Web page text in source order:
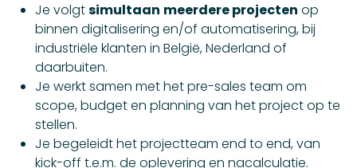
Je volgtsimultaan meerdere projecten op
binnen digitalisering en/of automatisering, bij
industriële klanten in België, Nederland of
daarbuiten.
Je werkt samen met het pre-sales team om
scope, budget en planning van het project op te
stellen.
Je begeleidt het projectteam end to end, van
kick-off t.e.m. de oplevering en nacalculatie.